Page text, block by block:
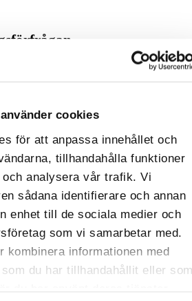
cookies
för att anpassa innehållet och
tillhandahålla funktioner
analysera vår trafik. Vi
sådana identifierare och annan
enhet till de sociala medier och
som vi samarbetar med.
kombinera informationen med
du har tillhandahållit eller
så återkommer vi med ett
kostnad.
kan du kontakta Sofi, Annika och
i Stockholm på Tekniska